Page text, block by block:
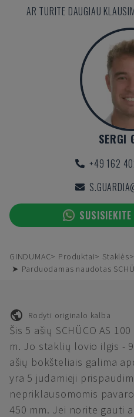
AR TURITE DAUGIAU
SERGI
+49 162
GINDUMAC Produktai
Staklės
➤ Parduodamas naudotas
Rodyti originalo kalba
Šis 5 ašių SCHÜCO AS
m. Jo staklių lovio ilgis -
ašių bokšteliais galima
yra 5 judamieji
nepriklausomomis
450 mm. Jei norite gauti